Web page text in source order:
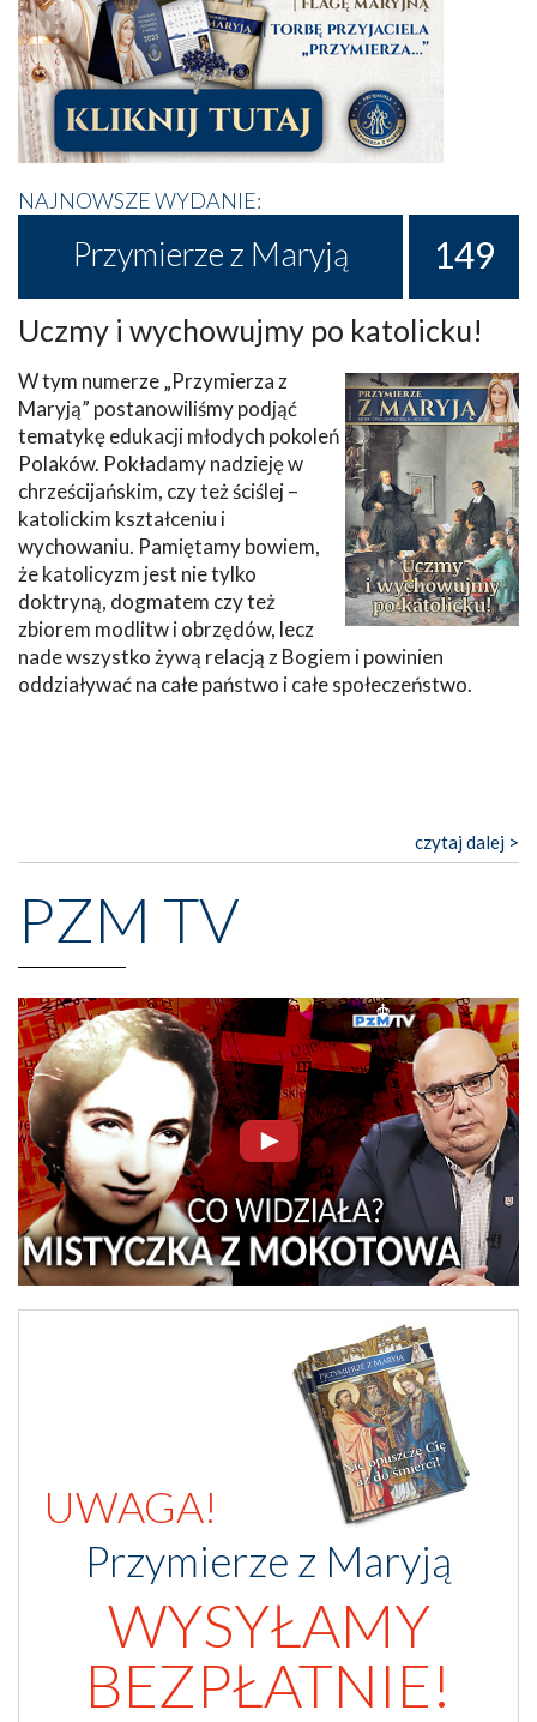
NAJNOWSZE WYDANIE:
Przymierze z Maryją 149
Uczmy i wychowujmy po katolicku!
W tym numerze „Przymierza z
Maryją” postanowiliśmy podjąć
tematykę edukacji młodych pokoleń
Polaków. Pokładamy nadzieję w
chrześcijańskim, czy też ściślej –
katolickim kształceniu i
wychowaniu. Pamiętamy bowiem,
że katolicyzm jest nie tylko
doktryną, dogmatem czy też
zbiorem modlitw i obrzędów, lecz
nade wszystko żywą relacją z Bogiem i powinien
oddziaływać na całe państwo i całe społeczeństwo.
czytaj dalej >
PZM TV
UWAGA!
Przymierze z Maryją
WYSYŁAMY
BEZPŁATNIE!